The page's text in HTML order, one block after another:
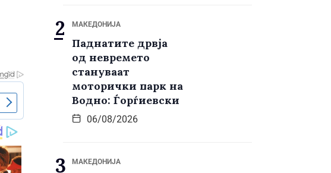
МАКЕДОНИЈА
Паднатите дрвја
од невремето
стануваат
моторички парк на
Водно: Ѓорѓиевски
06/08/2026
МАКЕДОНИЈА